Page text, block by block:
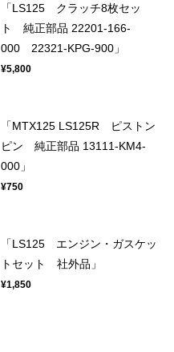
「LS125 クラッチ8枚セッ
ト 純正部品 22201-166-
000 22321-KPG-900」
¥5,800
「MTX125 LS125R ピストン
ピン 純正部品 13111-KM4-
000」
¥750
「LS125 エンジン・ガスケッ
トセット 社外品」
¥1,850